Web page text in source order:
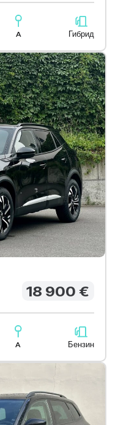
A Гибрид
18 900 €
A Бензин